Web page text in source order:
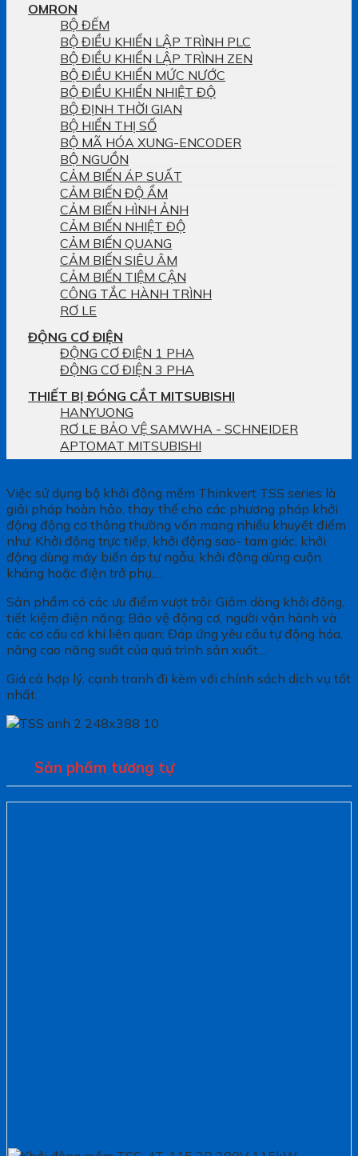
OMRON
BỘ ĐẾM
BỘ ĐIỀU KHIỂN LẬP TRÌNH PLC
BỘ ĐIỀU KHIỂN LẬP TRÌNH ZEN
BỘ ĐIỀU KHIỂN MỨC NƯỚC
BỘ ĐIỀU KHIỂN NHIỆT ĐỘ
BỘ ĐỊNH THỜI GIAN
BỘ HIỂN THỊ SỐ
BỘ MÃ HÓA XUNG-ENCODER
BỘ NGUỒN
CẢM BIẾN ÁP SUẤT
CẢM BIẾN ĐỘ ẨM
CẢM BIẾN HÌNH ẢNH
CẢM BIẾN NHIỆT ĐỘ
CẢM BIẾN QUANG
CẢM BIẾN SIÊU ÂM
CẢM BIẾN TIỆM CẬN
CÔNG TẮC HÀNH TRÌNH
RƠ LE
ĐỘNG CƠ ĐIỆN
ĐỘNG CƠ ĐIỆN 1 PHA
ĐỘNG CƠ ĐIỆN 3 PHA
THIẾT BỊ ĐÓNG CẮT MITSUBISHI
HANYUONG
RƠ LE BẢO VỆ SAMWHA - SCHNEIDER
APTOMAT MITSUBISHI
Việc sử dụng bộ khởi động mềm Thinkvert TSS series là
giải pháp hoàn hảo, thay thế cho các phương pháp khởi
động động cơ thông thường vốn mang nhiều khuyết điểm
như: Khởi động trực tiếp, khởi động sao- tam giác, khởi
động dùng máy biến áp tự ngẫu, khởi động dùng cuộn
kháng hoặc điện trở phụ,…
Sản phẩm có các ưu điểm vượt trội: Giảm dòng khởi động,
tiết kiệm điện năng; Bảo vệ động cơ, người vận hành và
các cơ cấu cơ khí liên quan; Đáp ứng yêu cầu tự động hóa,
nâng cao năng suất của quá trình sản xuất…
Giá cả hợp lý, cạnh tranh đi kèm với chính sách dịch vụ tốt
nhất.
Sản phẩm tương tự